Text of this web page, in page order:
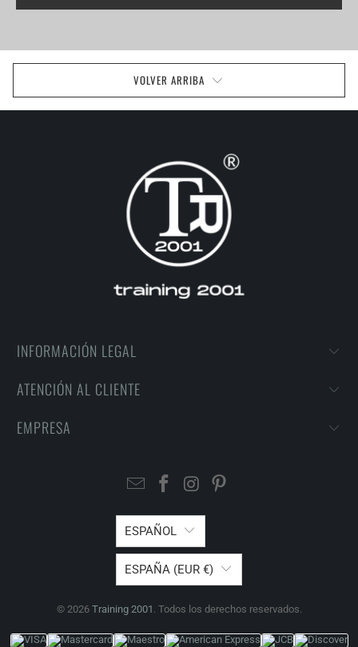
VOLVER ARRIBA
INFORMACIÓN LEGAL
ATENCIÓN AL CLIENTE
EMPRESA
ESPAÑOL
ESPAÑA (EUR €)
© 2026 Training 2001 . Todos los derechos reservados.